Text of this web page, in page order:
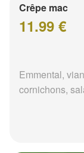
Crêpe mac
11.99 €
Emmental,
cornichons,